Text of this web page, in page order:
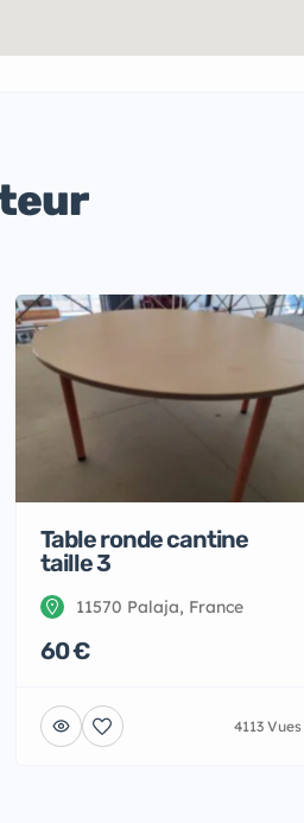
Table ronde cantine
taille 3
11570 Palaja, France
60 €
4113 Vues